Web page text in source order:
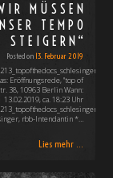
MÜSSEN
TEMPO
STEIGERN“
Posted on 13. Februar 2019
Eröffnungsrede, "top of
38, 10963 Berlin Wann:
13.02.2019, ca. 18:23 Uhr
rbb-Intendantin *…
Lies mehr ...